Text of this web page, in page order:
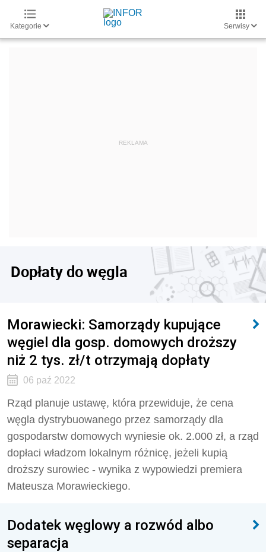
Kategorie Serwisy
Dopłaty do węgla
Morawiecki: Samorządy kupujące
węgiel dla gosp. domowych droższy
niż 2 tys. zł/t otrzymają dopłaty
06 paź 2022
Rząd planuje ustawę, która przewiduje, że cena
węgla dystrybuowanego przez samorządy dla
gospodarstw domowych wyniesie ok. 2.000 zł, a rząd
dopłaci władzom lokalnym różnicę, jeżeli kupią
droższy surowiec - wynika z wypowiedzi premiera
Mateusza Morawieckiego.
Dodatek węglowy a rozwód albo
separacja